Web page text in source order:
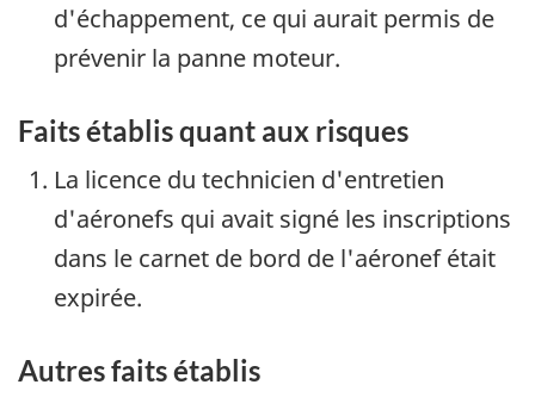
d'échappement, ce qui aurait permis de
prévenir la panne moteur.
Faits établis quant aux risques
La licence du technicien d'entretien
d'aéronefs qui avait signé les inscriptions
dans le carnet de bord de l'aéronef était
expirée.
Autres faits établis